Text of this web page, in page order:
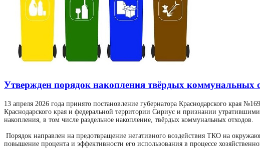
Утвержден порядок накопления твёрдых коммунальных
13 апреля 2026 года принято постановление губернатора Краснодарского края
Краснодарского края и федеральной территории Сириус и признании
накопления, в том числе раздельное накопление, твёрдых коммунальных отходов.
Порядок направлен на предотвращение негативного воздействия ТКО на
повышение процента и эффективности его использования в процессе